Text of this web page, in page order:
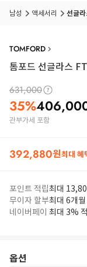
남성 액세서리 선글
TOMFORD
톰포드 선글라스
631,000
35%
관부가세 포함
392,880원최대 혜
포인트 적립최대
무이자 할부최대 6개
네이버페이 최대 3%
옵션